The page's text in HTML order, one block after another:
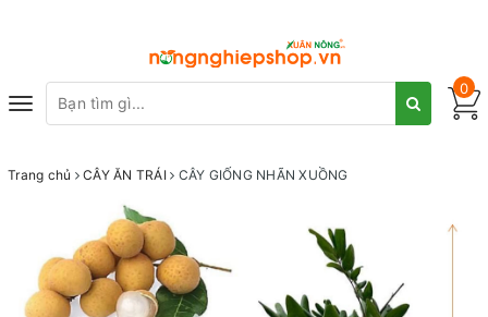
Toggle
0
Trang chủ CÂY ĂN TRÁI CÂY GIỐNG NHÃN XUỒNG